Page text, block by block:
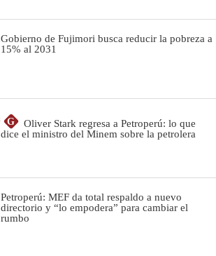
Gobierno de Fujimori busca reducir la pobreza a
15% al 2031
G
Oliver Stark regresa a Petroperú: lo que
dice el ministro del Minem sobre la petrolera
Petroperú: MEF da total respaldo a nuevo
directorio y “lo empodera” para cambiar el
rumbo